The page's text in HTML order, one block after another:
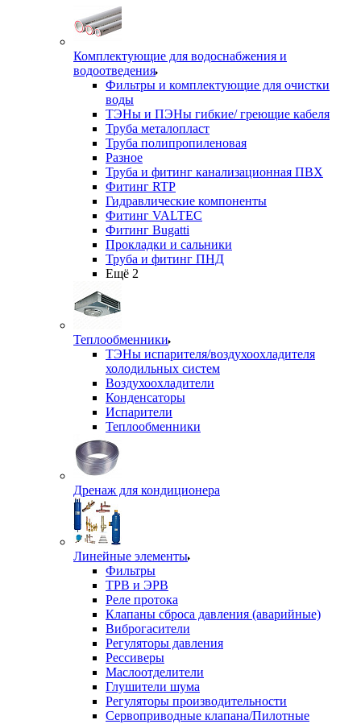
Комплектующие для водоснабжения и
водоотведения
Фильтры и комплектующие для очистки
воды
ТЭНы и ПЭНы гибкие/ греющие кабеля
Труба металопласт
Труба полипропиленовая
Разное
Труба и фитинг канализационная ПВХ
Фитинг RTP
Гидравлические компоненты
Фитинг VALTEC
Фитинг Bugatti
Прокладки и сальники
Труба и фитинг ПНД
Ещё 2
Теплообменники
ТЭНы испарителя/воздухоохладителя
холодильных систем
Воздухоохладители
Конденсаторы
Испарители
Теплообменники
Дренаж для кондиционера
Линейные элементы
Фильтры
ТРВ и ЭРВ
Реле протока
Клапаны сброса давления (аварийные)
Виброгасители
Регуляторы давления
Рессиверы
Маслоотделители
Глушители шума
Регуляторы производительности
Сервоприводные клапана/Пилотные